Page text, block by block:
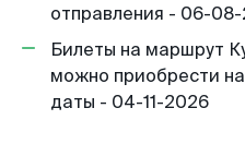
отправления - 06-
Билеты на маршрут
можно приобрести
даты - 04-11-2026